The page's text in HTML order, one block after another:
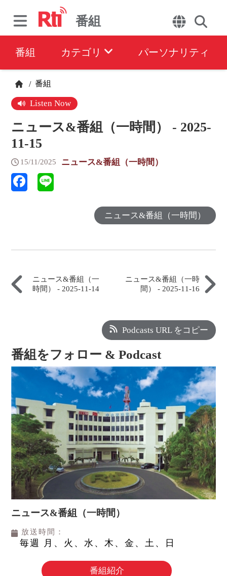
番組
番組 カテゴリ パーソナリティ
/ 番組
Listen Now
ニュース&番組（一時間） - 2025-
11-15
15/11/2025 ニュース&番組（一時間）
ニュース&番組（一時間）
ニュース&番組（一
時間） - 2025-11-14
ニュース&番組（一時
間） - 2025-11-16
Podcasts URL をコピー
番組をフォロー & Podcast
ニュース&番組（一時間）
放送時間：
毎週 月、火、水、木、金、土、日
番組紹介